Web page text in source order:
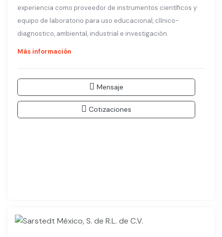
experiencia como proveedor de instrumentos científicos y
equipo de laboratorio para uso educacional, clínico-
diagnostico, ambiental, industrial e investigación.
Más información
Mensaje
Cotizaciones